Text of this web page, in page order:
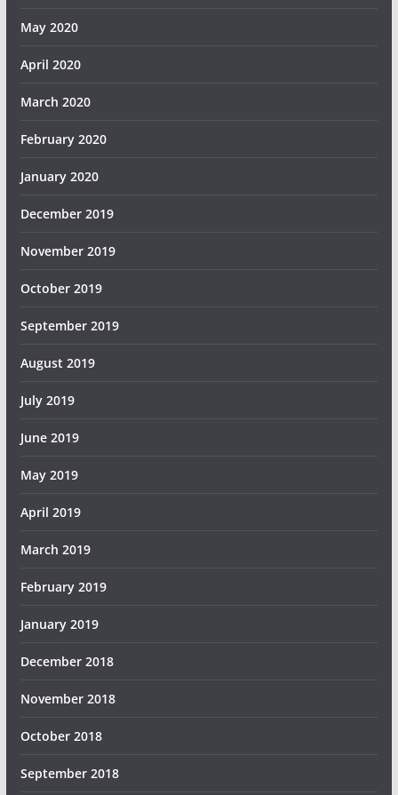
May 2020
April 2020
March 2020
February 2020
January 2020
December 2019
November 2019
October 2019
September 2019
August 2019
July 2019
June 2019
May 2019
April 2019
March 2019
February 2019
January 2019
December 2018
November 2018
October 2018
September 2018